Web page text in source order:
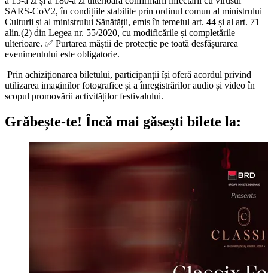
SARS-CoV2, în condițiile stabilite prin ordinul comun al ministrului
Culturii și al ministrului Sănătății, emis în temeiul art. 44 și al art. 71
alin.(2) din Legea nr. 55/2020, cu modificările și completările
ulterioare. ✅ Purtarea măștii de protecție pe toată desfășurarea
evenimentului este obligatorie.
Prin achiziționarea biletului, participanții își oferă acordul privind
utilizarea imaginilor fotografice și a înregistrărilor audio și video în
scopul promovării activităților festivalului.
Grăbește-te! Încă mai găsești bilete la: